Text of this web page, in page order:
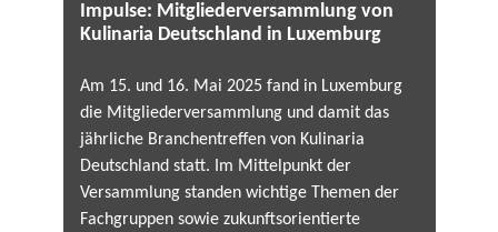
Impulse: Mitgliederversammlung von
Kulinaria Deutschland in Luxemburg
Am 15. und 16. Mai 2025 fand in Luxemburg
die Mitgliederversammlung und damit das
jährliche Branchentreffen von Kulinaria
Deutschland statt. Im Mittelpunkt der
Versammlung standen wichtige Themen der
Fachgruppen sowie zukunftsorientierte